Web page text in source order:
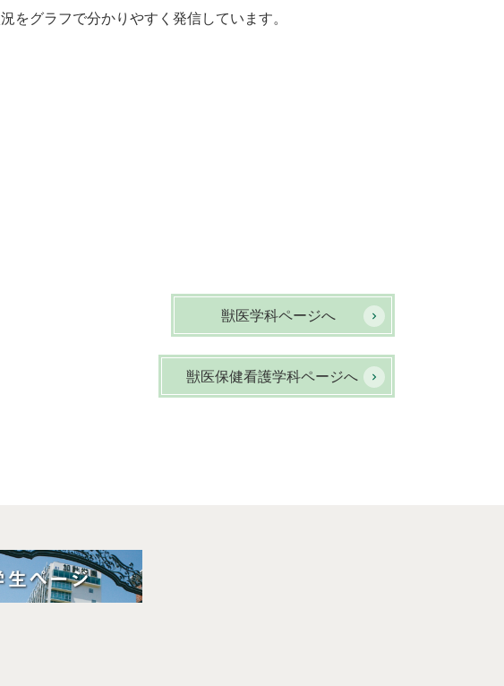
をグラフで分かりやすく発信しています。
獣医学科ページへ
獣医保健看護学科ページへ